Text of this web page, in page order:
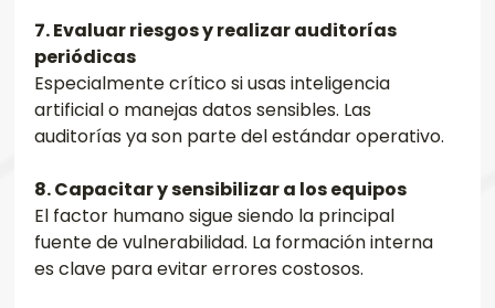
7. Evaluar riesgos y realizar auditorías
periódicas
Especialmente crítico si usas inteligencia
artificial o manejas datos sensibles. Las
auditorías ya son parte del estándar operativo.
8. Capacitar y sensibilizar a los equipos
El factor humano sigue siendo la principal
fuente de vulnerabilidad. La formación interna
es clave para evitar errores costosos.